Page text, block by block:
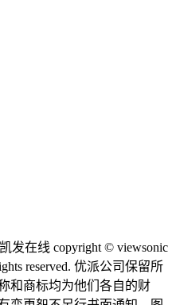
发在线 copyright © viewsonic
reserved. 优派公司保留所
和商标均为他们各自的财